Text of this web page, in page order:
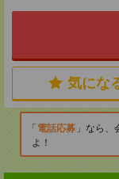
気にな
電話応募
なら、
よ！